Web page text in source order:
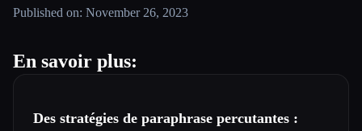
Published on: November 26, 2023
En savoir plus:
Des stratégies de paraphrase percutantes :